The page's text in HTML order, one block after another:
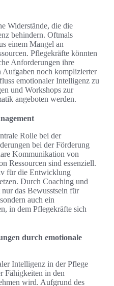
Widerstände, die die
behindern. Oftmals
einem Mangel an
Pflegekräfte könnten
Anforderungen ihre
Aufgaben noch komplizierter
emotionaler Intelligenz zu
und Workshops zur
angeboten werden.
Rolle bei der
bei der Förderung
Kommunikation von
Ressourcen sind essenziell.
für die Entwicklung
Durch Coaching und
das Bewusstsein für
auch ein
in dem Pflegekräfte sich
durch emotionale
Intelligenz in der Pflege
Fähigkeiten in den
wird. Aufgrund des